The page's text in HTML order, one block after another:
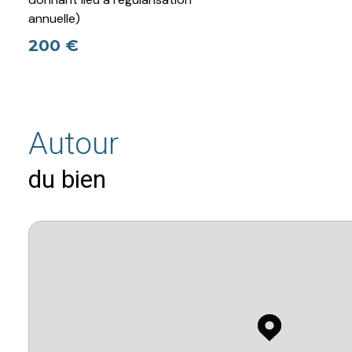
annuelle)
200 €
Autour
du bien